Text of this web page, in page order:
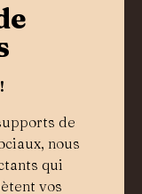
de
nous
qui
vos